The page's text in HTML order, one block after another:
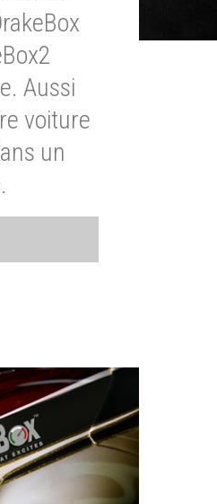
Aussi
voiture
un